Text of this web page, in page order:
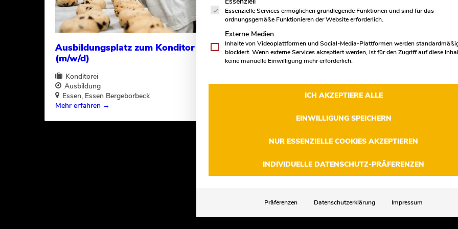
Ausbildungsplatz zum Konditor 2027
(m/w/d)
Konditorei
Ausbildung
Essen Essen Bergeborbeck
Mehr erfahren
Ausbildungsplatz zum Bäcker 2027
(m/w/d)
Ausbildung
Essen Bergeborbeck
Essenzielle Services ermöglichen grundlegende Funktionen und sind für das
ordnungsgemäße Funktionieren der Website erforderlich.
Externe Medien
Inhalte von Videoplattformen und Social-Media-Plattformen werden
blockiert. Wenn externe Services akzeptiert werden, ist für den Zugriff auf diese
keine manuelle Einwilligung mehr erforderlich.
ICH AKZEPTIERE ALLE
EINWILLIGUNG SPEICHERN
NUR ESSENZIELLE COOKIES AKZEPTIEREN
INDIVIDUELLE DATENSCHUTZ-PRÄFERENZEN
Präferenzen Datenschutzerklärung Impressum